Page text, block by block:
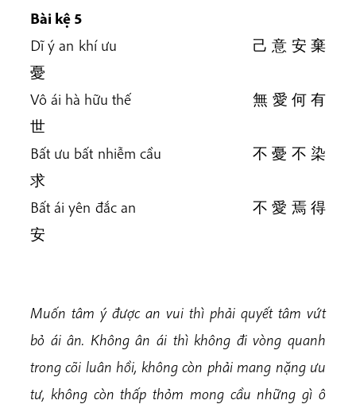
Bài kệ 5
Dĩ ý an khí ưu 己 意 安 棄
憂
Vô ái hà hữu thế 無 愛 何 有
世
Bất ưu bất nhiễm cầu 不 憂 不 染
求
Bất ái yên đắc an 不 愛 焉 得
安
Muốn tâm ý được an vui thì phải quyết tâm vứt
bỏ ái ân. Không ân ái thì không đi vòng quanh
trong cõi luân hồi, không còn phải mang nặng ưu
tư, không còn thấp thỏm mong cầu những gì ô